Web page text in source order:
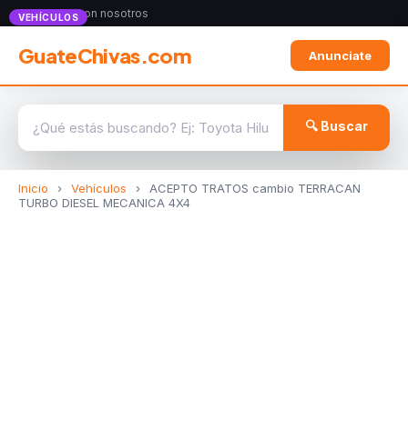
Anunciate con nosotros
GuateChivas.com Anunciate
🔍 Buscar
Inicio › Vehículos ›
ACEPTO TRATOS cambio TERRACAN
TURBO DIESEL MECANICA 4X4
VEHÍCULOS